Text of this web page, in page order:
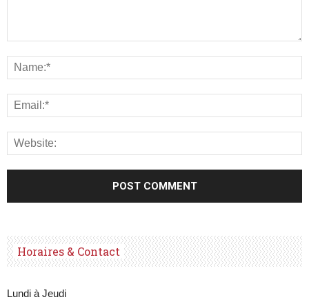
Horaires & Contact
Lundi à Jeudi